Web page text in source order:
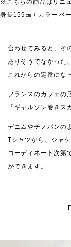
身長159㎝ / カラー ベ
合わせてみると、そ
ありそうでなかった
これからの定番にな
フランスのカフェの
「ギャルソン巻きス
デニムやチノパンの
Tシャツから、ジャ
コーディネート次第
ができます。